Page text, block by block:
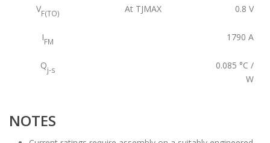
VF(TO) At TJMAX 0.8 V
IFM 1790 A
Qj-s 0.085 °C /
W
NOTES